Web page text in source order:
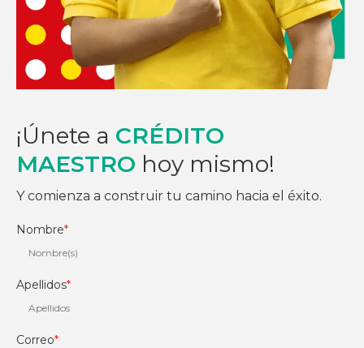
¡Únete a CRÉDITO
MAESTRO hoy mismo!
Y comienza a construir tu camino hacia el éxito.
Nombre*
Apellidos*
Correo*